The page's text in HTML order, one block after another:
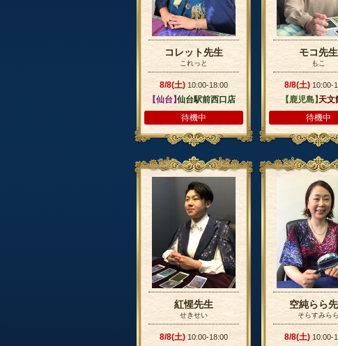
コレット先生
これっと
8/8(土) 10:00-18:00
【仙台】仙台駅前西口店
待機中
モコ先生
もこ
8/8(土) 10:00-
【鹿児島】天文
待機中
紅惺先生
せきせい
8/8(土) 10:00-18:00
空純らら
そらすみらら
8/8(土) 10:00-